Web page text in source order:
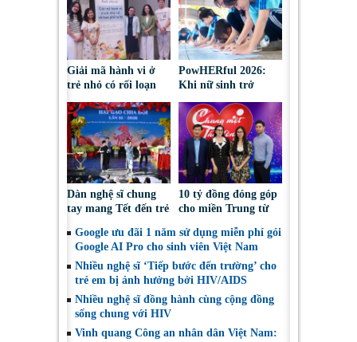
Giải mã hành vi ở
trẻ nhỏ có rối loạn
phổ tự kỷ
PowHERful 2026:
Khi nữ sinh trở
thành người dẫn dắt
trong lĩnh vực
STEM
Dàn nghệ sĩ chung
tay mang Tết đến trẻ
HIV/AIDS
10 tỷ đồng đóng góp
cho miền Trung từ
Johnathan Hạnh
Nguyễn trong tuần
qua
Google ưu đãi 1 năm sử dụng miễn phí gói
Google AI Pro cho sinh viên Việt Nam
Nhiều nghệ sĩ ‘Tiếp bước đến trường’ cho
trẻ em bị ảnh hưởng bởi HIV/AIDS
Nhiều nghệ sĩ đồng hành cùng cộng đồng
sống chung với HIV
Vinh quang Công an nhân dân Việt Nam: